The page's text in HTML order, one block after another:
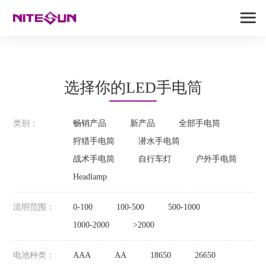
选择你的LED手电筒
类别： 畅销产品 新产品
全部手电筒
狩猎手电筒
潜水手电筒
战术手电筒
自行车灯
户外手电筒
Headlamp
流明范围： 0-100 100-500
500-1000
1000-2000
>2000
电池种类： AAA AA 18650
26650